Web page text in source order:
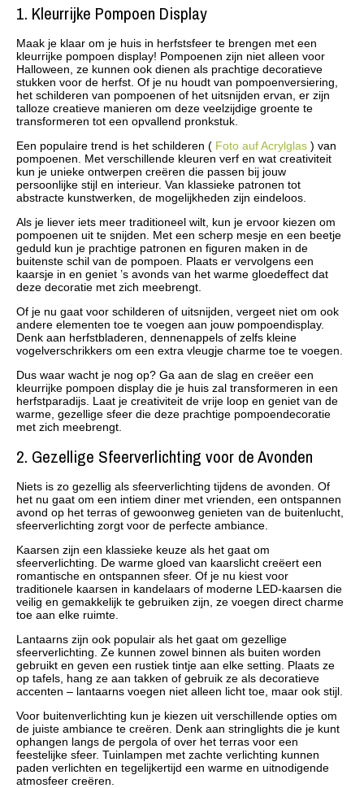
1. Kleurrijke Pompoen Display
Maak je klaar om je huis in herfstsfeer te brengen met een
kleurrijke pompoen display! Pompoenen zijn niet alleen voor
Halloween, ze kunnen ook dienen als prachtige decoratieve
stukken voor de herfst. Of je nu houdt van pompoenversiering,
het schilderen van pompoenen of het uitsnijden ervan, er zijn
talloze creatieve manieren om deze veelzijdige groente te
transformeren tot een opvallend pronkstuk.
Een populaire trend is het schilderen ( Foto auf Acrylglas ) van
pompoenen. Met verschillende kleuren verf en wat creativiteit
kun je unieke ontwerpen creëren die passen bij jouw
persoonlijke stijl en interieur. Van klassieke patronen tot
abstracte kunstwerken, de mogelijkheden zijn eindeloos.
Als je liever iets meer traditioneel wilt, kun je ervoor kiezen om
pompoenen uit te snijden. Met een scherp mesje en een beetje
geduld kun je prachtige patronen en figuren maken in de
buitenste schil van de pompoen. Plaats er vervolgens een
kaarsje in en geniet ’s avonds van het warme gloedeffect dat
deze decoratie met zich meebrengt.
Of je nu gaat voor schilderen of uitsnijden, vergeet niet om ook
andere elementen toe te voegen aan jouw pompoendisplay.
Denk aan herfstbladeren, dennenappels of zelfs kleine
vogelverschrikkers om een extra vleugje charme toe te voegen.
Dus waar wacht je nog op? Ga aan de slag en creëer een
kleurrijke pompoen display die je huis zal transformeren in een
herfstparadijs. Laat je creativiteit de vrije loop en geniet van de
warme, gezellige sfeer die deze prachtige pompoendecoratie
met zich meebrengt.
2. Gezellige Sfeerverlichting voor de Avonden
Niets is zo gezellig als sfeerverlichting tijdens de avonden. Of
het nu gaat om een intiem diner met vrienden, een ontspannen
avond op het terras of gewoonweg genieten van de buitenlucht,
sfeerverlichting zorgt voor de perfecte ambiance.
Kaarsen zijn een klassieke keuze als het gaat om
sfeerverlichting. De warme gloed van kaarslicht creëert een
romantische en ontspannen sfeer. Of je nu kiest voor
traditionele kaarsen in kandelaars of moderne LED-kaarsen die
veilig en gemakkelijk te gebruiken zijn, ze voegen direct charme
toe aan elke ruimte.
Lantaarns zijn ook populair als het gaat om gezellige
sfeerverlichting. Ze kunnen zowel binnen als buiten worden
gebruikt en geven een rustiek tintje aan elke setting. Plaats ze
op tafels, hang ze aan takken of gebruik ze als decoratieve
accenten – lantaarns voegen niet alleen licht toe, maar ook stijl.
Voor buitenverlichting kun je kiezen uit verschillende opties om
de juiste ambiance te creëren. Denk aan stringlights die je kunt
ophangen langs de pergola of over het terras voor een
feestelijke sfeer. Tuinlampen met zachte verlichting kunnen
paden verlichten en tegelijkertijd een warme en uitnodigende
atmosfeer creëren.